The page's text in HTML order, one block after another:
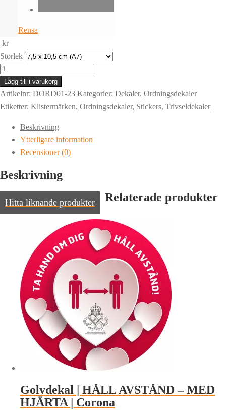
Rensa
kr
Storlek
Dekal
RÖKNING
TILLÅTEN
Standard
mängd
Lägg till i varukorg
Artikelnr: DORD01-23 Kategorier: Dekaler, Ordningsdekaler
Etiketter: Klistermärken, Ordningsdekaler, Stickers, Trivseldekaler
Beskrivning
Ytterligare information
Recensioner (0)
Beskrivning
Hitta liknande produkter Relaterade produkter
Golvdekal | HÅLL AVSTÅND – MED
HJÄRTA | Corona